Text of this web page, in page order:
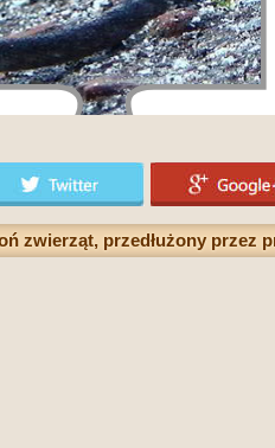
zwierząt, przedłużony przez